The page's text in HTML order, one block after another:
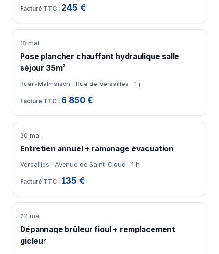
245 €
18 mai
Pose plancher chauffant hydraulique salle
séjour 35m²
Rueil-Malmaison · Rue de Versailles 1 j
6 850 €
20 mai
Entretien annuel + ramonage évacuation
Versailles · Avenue de Saint-Cloud 1 h
135 €
22 mai
Dépannage brûleur fioul + remplacement
gicleur